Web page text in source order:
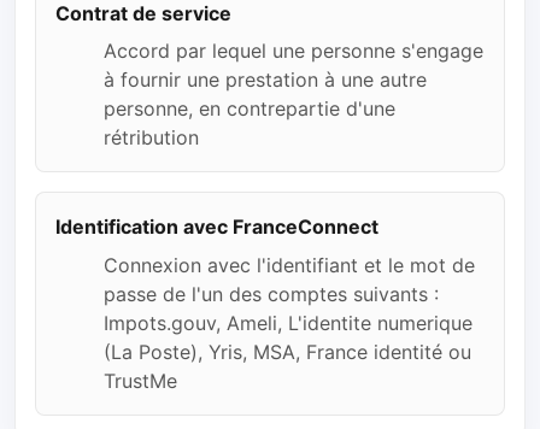
Contrat de service
Accord par lequel une personne s'engage
à fournir une prestation à une autre
personne, en contrepartie d'une
rétribution
Identification avec FranceConnect
Connexion avec l'identifiant et le mot de
passe de l'un des comptes suivants :
Impots.gouv, Ameli, L'identite numerique
(La Poste), Yris, MSA, France identité ou
TrustMe